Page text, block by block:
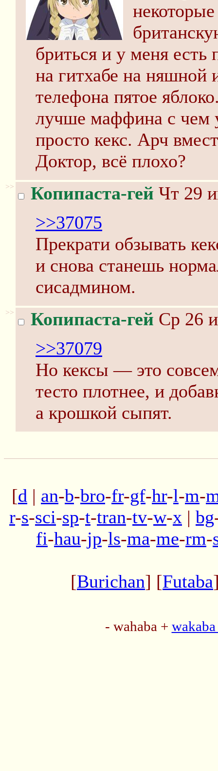
бриться и у меня
на гитхабе на няшной
телефона пятое
лучше маффина с чем
просто кекс. Арч
Доктор, всё плохо?
>> Копипаста-гей Чт 29
>>37075
Прекрати обзывать
и снова станешь
сисадмином.
>> Копипаста-гей Ср 26
>>37079
Но кексы — это
тесто плотнее, и
а крошкой сыпят.
[d | an-b-bro-fr-gf-hr-l-m-
r-s-sci-sp-t-tran-tv-w-x | bg
fi-hau-jp-ls-ma-me-rm-
[Burichan] [Futaba
- wahaba +